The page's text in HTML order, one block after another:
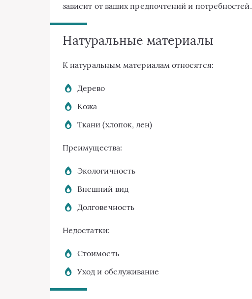
зависит от ваших предпочтений и потребностей.
Натуральные материалы
К натуральным материалам относятся:
Дерево
Кожа
Ткани (хлопок, лен)
Преимущества:
Экологичность
Внешний вид
Долговечность
Недостатки:
Стоимость
Уход и обслуживание